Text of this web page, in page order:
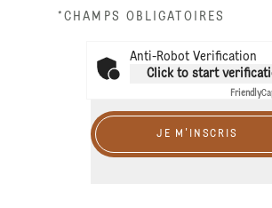
*CHAMPS OBLIGATOIRES
Anti-Robot Verification
Click to start
Friendly
JE M'INSCRIS